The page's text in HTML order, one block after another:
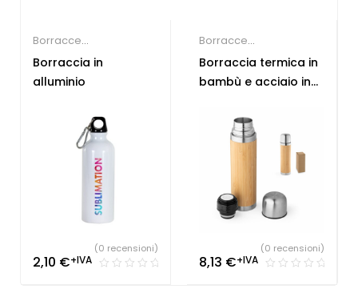
Borracce
Personalizzate
Borraccia in
alluminio
2,10 €+IVA
(0 recensioni)
Borracce
Personalizzate
Borraccia termica in
bambù e acciaio inox
8,13 €+IVA
(0 recensioni)